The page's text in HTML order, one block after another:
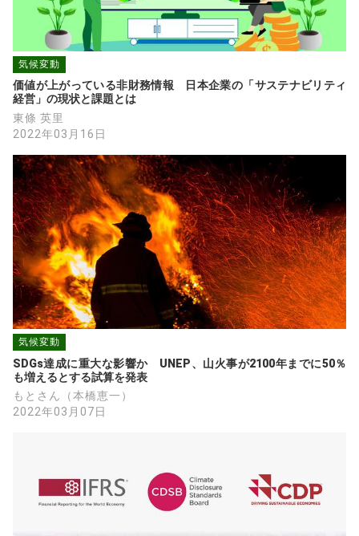
気候変動
価値が上がっている非財務情報　日本企業の「サステナビリティ
経営」の現状と課題とは
東條 英里
2022年03月16日
気候変動
SDGs達成に重大な影響か　UNEP、山火事が2100年までに50％
も増えるとする試算を発表
もとさん（本橋恵一）
2022年03月07日